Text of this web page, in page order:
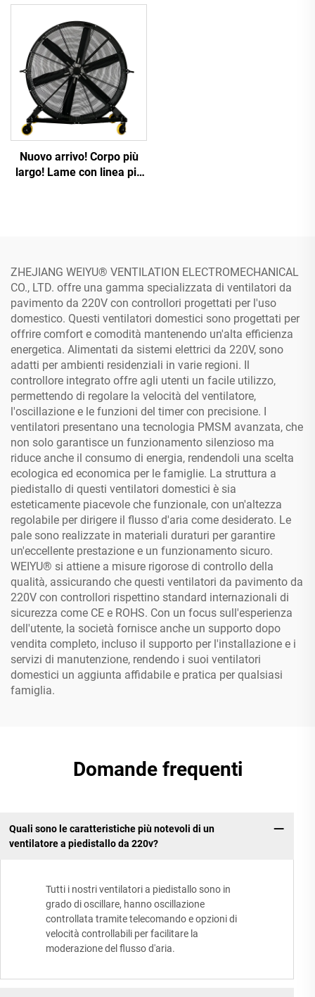
Nuovo arrivo! Corpo più
largo! Lame con linea più
ZHEJIANG WEIYU® VENTILATION ELECTROMECHANICAL
CO., LTD. offre una gamma specializzata di ventilatori da
pavimento da 220V con controllori progettati per l'uso
domestico. Questi ventilatori domestici sono progettati per
offrire comfort e comodità mantenendo un'alta efficienza
energetica. Alimentati da sistemi elettrici da 220V, sono
adatti per ambienti residenziali in varie regioni. Il
controllore integrato offre agli utenti un facile utilizzo,
permettendo di regolare la velocità del ventilatore,
l'oscillazione e le funzioni del timer con precisione. I
ventilatori presentano una tecnologia PMSM avanzata, che
non solo garantisce un funzionamento silenzioso ma
riduce anche il consumo di energia, rendendoli una scelta
ecologica ed economica per le famiglie. La struttura a
piedistallo di questi ventilatori domestici è sia
esteticamente piacevole che funzionale, con un'altezza
regolabile per dirigere il flusso d'aria come desiderato. Le
pale sono realizzate in materiali duraturi per garantire
un'eccellente prestazione e un funzionamento sicuro.
WEIYU® si attiene a misure rigorose di controllo della
qualità, assicurando che questi ventilatori da pavimento da
220V con controllori rispettino standard internazionali di
sicurezza come CE e ROHS. Con un focus sull'esperienza
dell'utente, la società fornisce anche un supporto dopo
vendita completo, incluso il supporto per l'installazione e i
servizi di manutenzione, rendendo i suoi ventilatori
domestici un aggiunta affidabile e pratica per qualsiasi
famiglia.
Domande frequenti
Quali sono le caratteristiche più notevoli di un
ventilatore a piedistallo da 220v?
Tutti i nostri ventilatori a piedistallo sono in
grado di oscillare, hanno oscillazione
controllata tramite telecomando e opzioni di
velocità controllabili per facilitare la
moderazione del flusso d'aria.